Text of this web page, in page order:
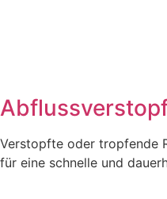
Verstopfte oder tropfende
für eine schnelle und